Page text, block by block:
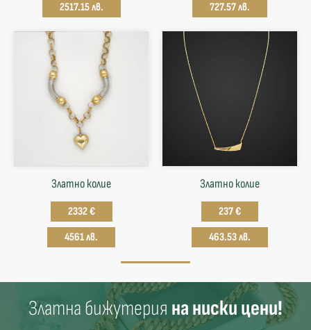
2517.15 лв.
727.57 лв.
Златно колие
2332 €
4561 лв.
Златнo колие
237 €
463.53 лв.
Златна бижутерия на ниски цени!